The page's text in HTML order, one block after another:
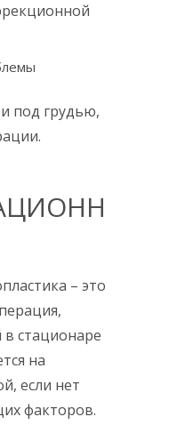
под грудью,
– это
в стационаре
на
если нет
факторов.